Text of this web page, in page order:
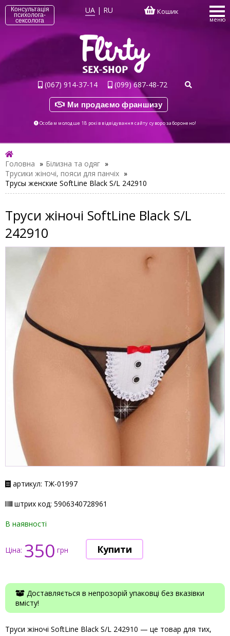
Консультація
психолога-
сексолога
UA | RU Кошик
меню
(067) 914-37-14 (099) 687-48-72
Ми продаємо франшизу
Особам молодше 18 років відвідування сайту суворо заборонено!
Головна » Білизна та одяг »
Трусики жіночі, пояси для панчіх »
Трусы женские SoftLine Black S/L 242910
Труси жіночі SoftLine Black S/L
242910
артикул: ТЖ-01997
штрих код: 5906340728961
В наявності
Ціна: 350 грн
Доставляється в непрозорій упаковці без вказівки
вмісту!
Труси жіночі SoftLine Black S/L 242910 — це товар для тих,